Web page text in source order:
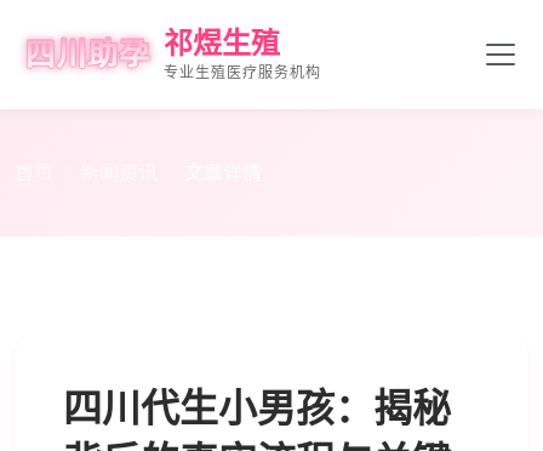
祁煜生殖
专业生殖医疗服务机构
四川代生小男孩：揭秘